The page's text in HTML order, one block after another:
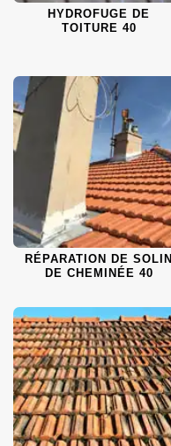
HYDROFUGE DE
TOITURE 40
RÉPARATION DE SOLIN
DE CHEMINÉE 40